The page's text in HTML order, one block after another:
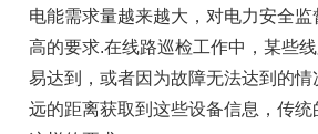
电能需求量越来越大，对电力安全
高的要求.在线路巡检工作中，某些
易达到，或者因为故障无法达到的
远的距离获取到这些设备信息，传统